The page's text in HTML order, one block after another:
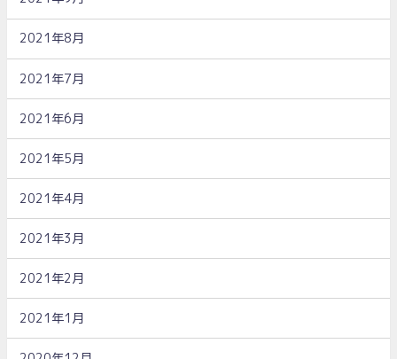
2021年8月
2021年7月
2021年6月
2021年5月
2021年4月
2021年3月
2021年2月
2021年1月